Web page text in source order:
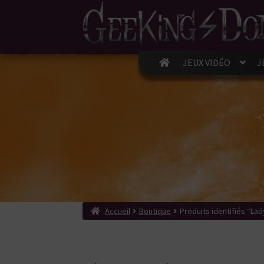
JEUX VIDÉO
Accueil Boutique Produits identifiés